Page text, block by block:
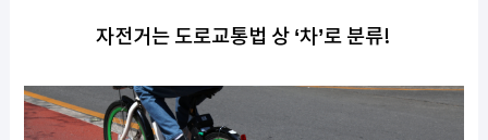
자전거는 도로교통법 상 ‘차’로 분류!